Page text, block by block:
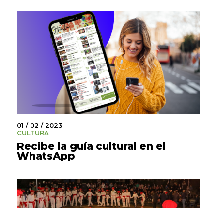
01 / 02 / 2023
CULTURA
Recibe la guía cultural en el
WhatsApp